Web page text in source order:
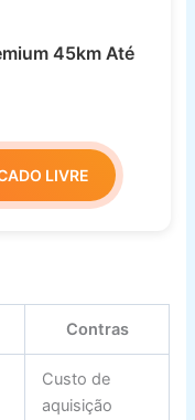
45km Até
LIVRE
Contras
Custo de
aquisição